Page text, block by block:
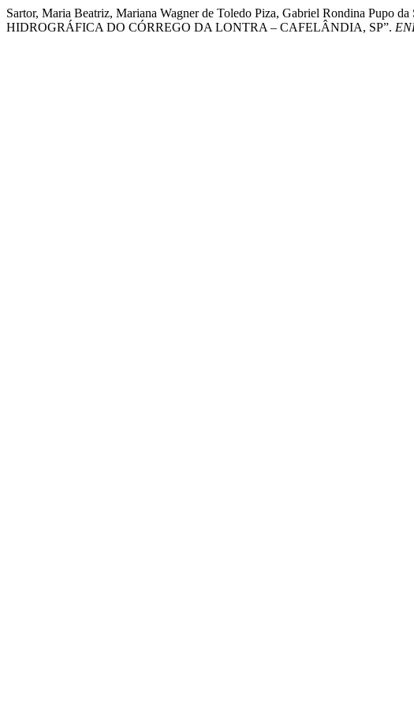
Sartor, Maria Beatriz, Mariana Wagner de Toledo Piza, Gabriel Rondina
HIDROGRÁFICA DO CÓRREGO DA LONTRA – CAFELÂNDIA, SP”.